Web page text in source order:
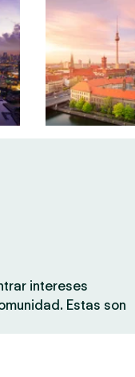
intereses
Estas son